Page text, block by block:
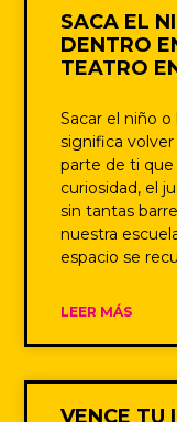
SACA EL
DENTRO
TEATRO
Sacar el niño
significa
parte de ti que
curiosidad, el
sin tantas
nuestra
espacio se
LEER MÁS
VENCE TU